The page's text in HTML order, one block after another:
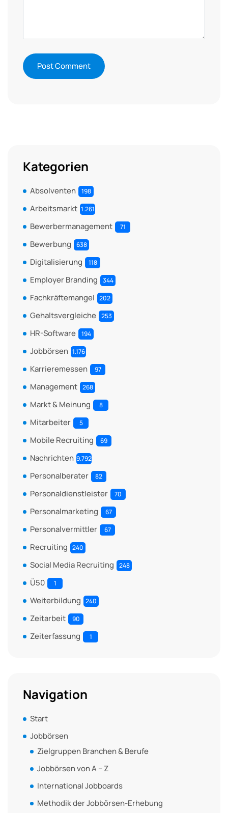
Kategorien
Absolventen 198
Arbeitsmarkt 1.261
Bewerbermanagement 71
Bewerbung 638
Digitalisierung 118
Employer Branding 344
Fachkräftemangel 202
Gehaltsvergleiche 253
HR-Software 194
Jobbörsen 1.176
Karrieremessen 97
Management 268
Markt & Meinung 8
Mitarbeiter 5
Mobile Recruiting 69
Nachrichten 9.792
Personalberater 82
Personaldienstleister 70
Personalmarketing 67
Personalvermittler 67
Recruiting 240
Social Media Recruiting 248
Ü50 1
Weiterbildung 240
Zeitarbeit 90
Zeiterfassung 1
Navigation
Start
Jobbörsen
Zielgruppen Branchen & Berufe
Jobbörsen von A – Z
International Jobboards
Methodik der Jobbörsen-Erhebung